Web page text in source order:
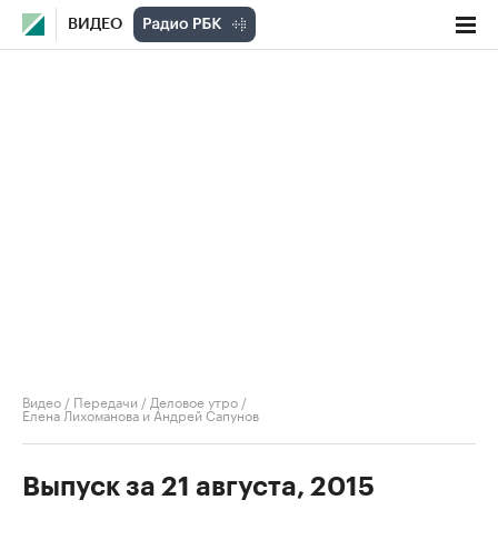
ВИДЕО
Видео / Передачи / Деловое утро /
Елена Лихоманова и Андрей Сапунов
Выпуск за 21 августа, 2015